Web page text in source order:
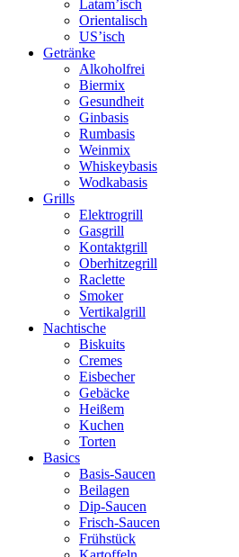
Latam’isch
Orientalisch
US’isch
Getränke
Alkoholfrei
Biermix
Gesundheit
Ginbasis
Rumbasis
Weinmix
Whiskeybasis
Wodkabasis
Grills
Elektrogrill
Gasgrill
Kontaktgrill
Oberhitzegrill
Raclette
Smoker
Vertikalgrill
Nachtische
Biskuits
Cremes
Eisbecher
Gebäcke
Heißem
Kuchen
Torten
Basics
Basis-Saucen
Beilagen
Dip-Saucen
Frisch-Saucen
Frühstück